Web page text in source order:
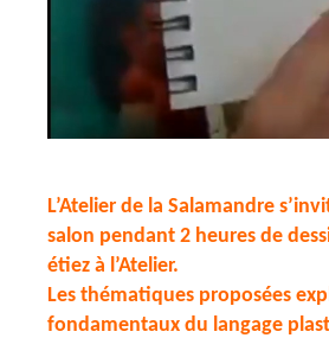
L’Atelier de la Salamandre
salon pendant 2 heures de
étiez à l’Atelier.
Les thématiques proposées
fondamentaux du langage